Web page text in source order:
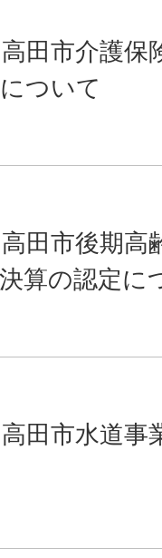
田市介護保
ついて
田市後期高
算の認定に
田市水道事